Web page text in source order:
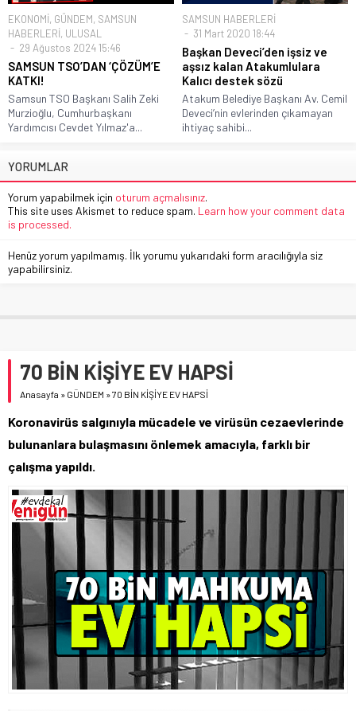
EKONOMİ, GÜNDEM, SAMSUN
HABERLERİ, ULUSAL
29 Ağustos 2024 15:46
SAMSUN TSO’DAN ‘ÇÖZÜM’E
KATKI!
Samsun TSO Başkanı Salih Zeki
Murzioğlu, Cumhurbaşkanı
Yardımcısı Cevdet Yılmaz'a...
SAMSUN HABERLERİ
31 Mart 2020 18:44
Başkan Deveci’den işsiz ve
aşsız kalan Atakumlulara
Kalıcı destek sözü
Atakum Belediye Başkanı Av. Cemil
Deveci’nin evlerinden çıkamayan
ihtiyaç sahibi...
YORUMLAR
Yorum yapabilmek için oturum açmalısınız.
This site uses Akismet to reduce spam. Learn how your comment data
is processed.
Henüz yorum yapılmamış. İlk yorumu yukarıdaki form aracılığıyla siz
yapabilirsiniz.
70 BİN KİŞİYE EV HAPSİ
Anasayfa » GÜNDEM »70 BİN KİŞİYE EV HAPSİ
Koronavirüs salgınıyla mücadele ve virüsün cezaevlerinde
bulunanlara bulaşmasını önlemek amacıyla, farklı bir
çalışma yapıldı.